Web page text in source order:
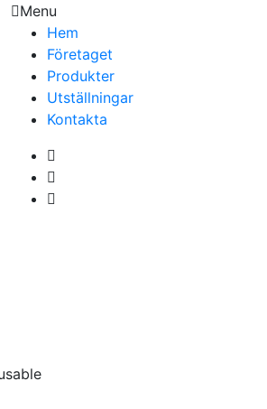
Menu
Hem
Företaget
Produkter
Utställningar
Kontakta